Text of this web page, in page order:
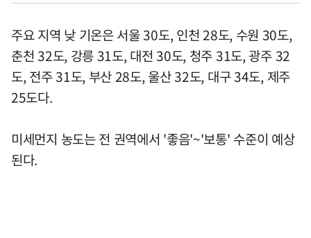
주요 지역 낮 기온은 서울 30도, 인천 28도, 수원 30도,
춘천 32도, 강릉 31도, 대전 30도, 청주 31도, 광주 32
도, 전주 31도, 부산 28도, 울산 32도, 대구 34도, 제주
25도다.
미세먼지 농도는 전 권역에서 '좋음'~'보통' 수준이 예상
된다.